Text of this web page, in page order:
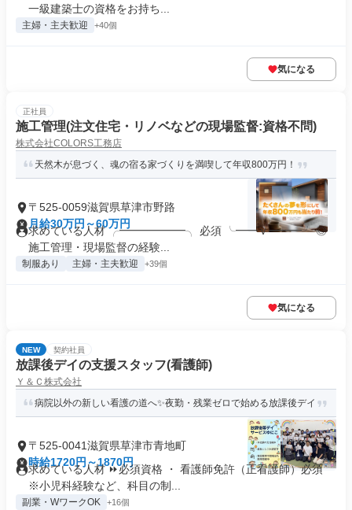
一級建築士の資格をお持ち...
主婦・主夫歓迎 +40個
気になる
正社員
施工管理(注文住宅・リノベなどの現場監督:資格不問)
株式会社COLORS工務店
天然木が息づく、魂の宿る家づくりを満喫して年収800万円！
〒525-0059滋賀県草津市野路
月給30万円～60万円
求めている人材 ╭━━━━━━╮ 必須 ╰━━ｖ━━━╯ ◎
施工管理・現場監督の経験...
制服あり 主婦・主夫歓迎 +39個
気になる
NEW 契約社員
放課後デイの支援スタッフ(看護師)
Ｙ＆Ｃ株式会社
病院以外の新しい看護の道へ✨夜勤・残業ゼロで始める放課後デイ
〒525-0041滋賀県草津市青地町
時給1720円～1870円
求めている人材 ⏩必須資格 ・ 看護師免許（正看護師）必須
※小児科経験など、科目の制...
副業・WワークOK +16個